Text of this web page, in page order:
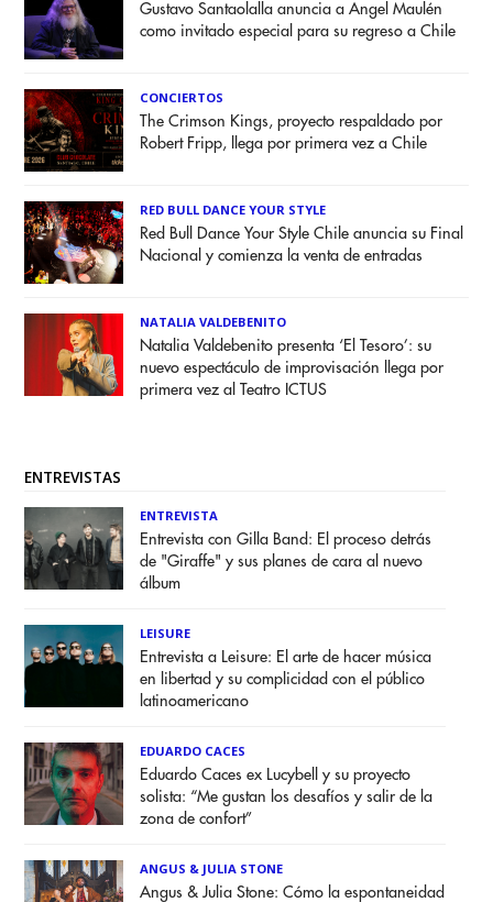
Gustavo Santaolalla anuncia a Angel Maulén
como invitado especial para su regreso a Chile
CONCIERTOS
The Crimson Kings, proyecto respaldado por
Robert Fripp, llega por primera vez a Chile
RED BULL DANCE YOUR STYLE
Red Bull Dance Your Style Chile anuncia su Final
Nacional y comienza la venta de entradas
NATALIA VALDEBENITO
Natalia Valdebenito presenta ‘El Tesoro’: su
nuevo espectáculo de improvisación llega por
primera vez al Teatro ICTUS
ENTREVISTAS
ENTREVISTA
Entrevista con Gilla Band: El proceso detrás
de "Giraffe" y sus planes de cara al nuevo
álbum
LEISURE
Entrevista a Leisure: El arte de hacer música
en libertad y su complicidad con el público
latinoamericano
EDUARDO CACES
Eduardo Caces ex Lucybell y su proyecto
solista: “Me gustan los desafíos y salir de la
zona de confort”
ANGUS & JULIA STONE
Angus & Julia Stone: Cómo la espontaneidad